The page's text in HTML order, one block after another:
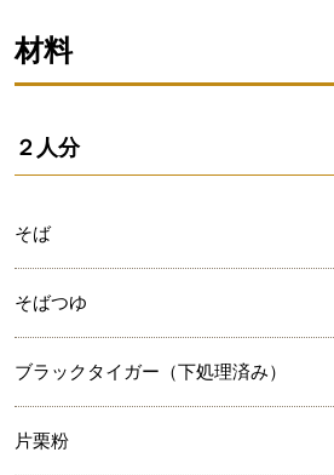
材料
２人分
そば
そばつゆ
ブラックタイガー（下処理済み）
片栗粉